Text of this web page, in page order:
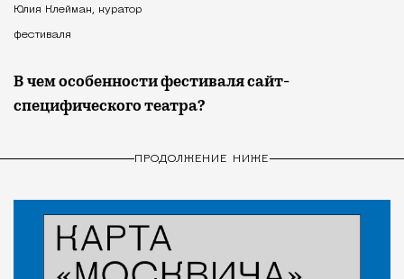
Юлия Клейман, куратор
фестиваля
В чем особенности фестиваля сайт-
специфического театра?
ПРОДОЛЖЕНИЕ НИЖЕ